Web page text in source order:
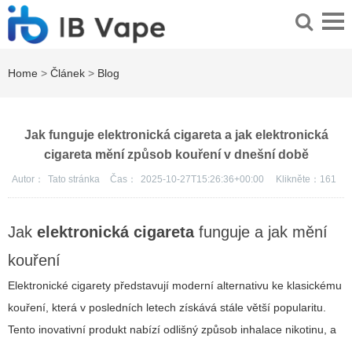
Home > Článek > Blog
Jak funguje elektronická cigareta a jak elektronická
cigareta mění způsob kouření v dnešní době
Autor： Tato stránka Čas： 2025-10-27T15:26:36+00:00 Klikněte： 161
Jak elektronická cigaretafunguje a jak mění
kouření
Elektronické cigarety představují moderní alternativu ke klasickému
kouření, která v posledních letech získává stále větší popularitu.
Tento inovativní produkt nabízí odlišný způsob inhalace nikotinu, a